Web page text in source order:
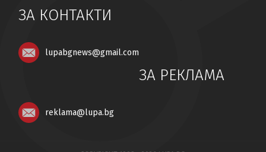
ЗА КОНТАКТИ
lupabgnews@gmail.com
ЗА РЕКЛАМА
reklama@lupa.bg